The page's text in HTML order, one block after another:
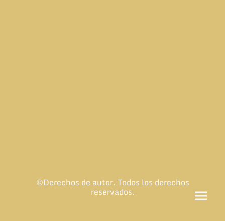
©Derechos de autor. Todos los derechos
reservados.